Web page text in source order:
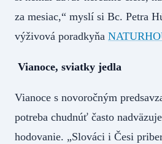
za mesiac,“ myslí si Bc. Petra
výživová poradkyňa
Vianoce, sviatky jedla
Vianoce s novoročným
potreba chudnúť často
hodovanie. „Slováci i Česi